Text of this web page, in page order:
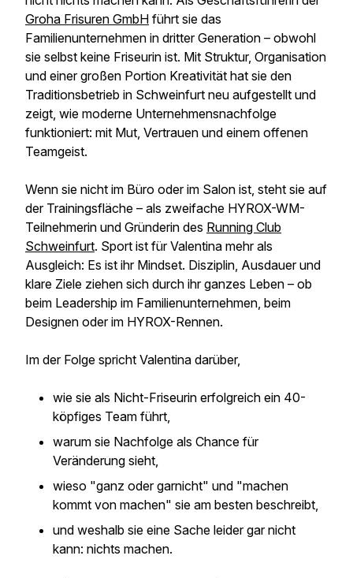
Groha Frisuren GmbH führt sie das
Familienunternehmen in dritter Generation – obwohl
sie selbst keine Friseurin ist. Mit Struktur, Organisation
und einer großen Portion Kreativität hat sie den
Traditionsbetrieb in Schweinfurt neu aufgestellt und
zeigt, wie moderne Unternehmensnachfolge
funktioniert: mit Mut, Vertrauen und einem offenen
Teamgeist.
Wenn sie nicht im Büro oder im Salon ist, steht sie auf
der Trainingsfläche – als zweifache HYROX-WM-
Teilnehmerin und Gründerin des Running Club
Schweinfurt. Sport ist für Valentina mehr als
Ausgleich: Es ist ihr Mindset. Disziplin, Ausdauer und
klare Ziele ziehen sich durch ihr ganzes Leben – ob
beim Leadership im Familienunternehmen, beim
Designen oder im HYROX-Rennen.
Im der Folge spricht Valentina darüber,
wie sie als Nicht-Friseurin erfolgreich ein 40-
köpfiges Team führt,
warum sie Nachfolge als Chance für
Veränderung sieht,
wieso "ganz oder garnicht" und "machen
kommt von machen" sie am besten beschreibt,
und weshalb sie eine Sache leider gar nicht
kann: nichts machen.